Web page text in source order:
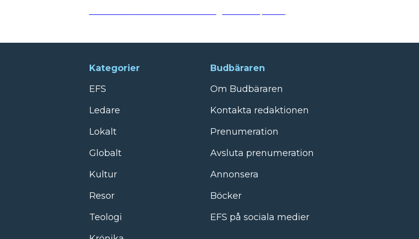
Kategorier
EFS
Ledare
Lokalt
Globalt
Kultur
Resor
Teologi
Budbäraren
Om Budbäraren
Kontakta redaktionen
Prenumeration
Avsluta prenumeration
Annonsera
Böcker
EFS på sociala medier